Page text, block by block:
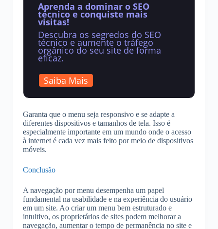
Aprenda a dominar o SEO
técnico e conquiste mais
visitas!
Descubra os segredos do SEO
técnico e aumente o tráfego
orgânico do seu site de forma
eficaz.
Saiba Mais
Garanta que o menu seja responsivo e se adapte a
diferentes dispositivos e tamanhos de tela. Isso é
especialmente importante em um mundo onde o acesso
à internet é cada vez mais feito por meio de dispositivos
móveis.
Conclusão
A navegação por menu desempenha um papel
fundamental na usabilidade e na experiência do usuário
em um site. Ao criar um menu bem estruturado e
intuitivo, os proprietários de sites podem melhorar a
navegação, aumentar o tempo de permanência no site e